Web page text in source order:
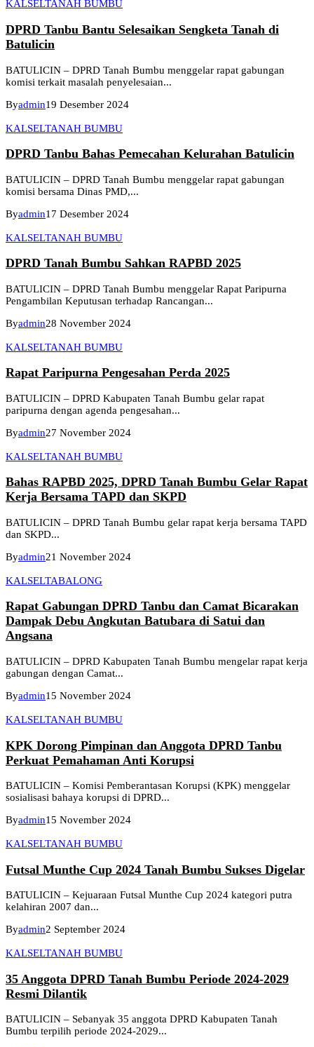
KALSELTANAH BUMBU
DPRD Tanbu Bantu Selesaikan Sengketa Tanah di
Batulicin
BATULICIN – DPRD Tanah Bumbu menggelar rapat gabungan
komisi terkait masalah penyelesaian...
Byadmin19 Desember 2024
KALSELTANAH BUMBU
DPRD Tanbu Bahas Pemecahan Kelurahan Batulicin
BATULICIN – DPRD Tanah Bumbu menggelar rapat gabungan
komisi bersama Dinas PMD,...
Byadmin17 Desember 2024
KALSELTANAH BUMBU
DPRD Tanah Bumbu Sahkan RAPBD 2025
BATULICIN – DPRD Tanah Bumbu menggelar Rapat Paripurna
Pengambilan Keputusan terhadap Rancangan...
Byadmin28 November 2024
KALSELTANAH BUMBU
Rapat Paripurna Pengesahan Perda 2025
BATULICIN – DPRD Kabupaten Tanah Bumbu gelar rapat
paripurna dengan agenda pengesahan...
Byadmin27 November 2024
KALSELTANAH BUMBU
Bahas RAPBD 2025, DPRD Tanah Bumbu Gelar Rapat
Kerja Bersama TAPD dan SKPD
BATULICIN – DPRD Tanah Bumbu gelar rapat kerja bersama TAPD
dan SKPD...
Byadmin21 November 2024
KALSELTABALONG
Rapat Gabungan DPRD Tanbu dan Camat Bicarakan
Dampak Debu Angkutan Batubara di Satui dan
Angsana
BATULICIN – DPRD Kabupaten Tanah Bumbu mengelar rapat kerja
gabungan dengan Camat...
Byadmin15 November 2024
KALSELTANAH BUMBU
KPK Dorong Pimpinan dan Anggota DPRD Tanbu
Perkuat Pemahaman Anti Korupsi
BATULICIN – Komisi Pemberantasan Korupsi (KPK) menggelar
sosialisasi bahaya korupsi di DPRD...
Byadmin15 November 2024
KALSELTANAH BUMBU
Futsal Munthe Cup 2024 Tanah Bumbu Sukses Digelar
BATULICIN – Kejuaraan Futsal Munthe Cup 2024 kategori putra
kelahiran 2007 dan...
Byadmin2 September 2024
KALSELTANAH BUMBU
35 Anggota DPRD Tanah Bumbu Periode 2024-2029
Resmi Dilantik
BATULICIN – Sebanyak 35 anggota DPRD Kabupaten Tanah
Bumbu terpilih periode 2024-2029...